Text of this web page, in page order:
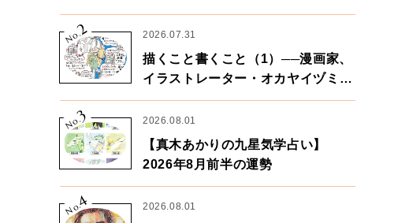
No.2 2026.07.31
描くこと書くこと（1）──漫画家、
イラストレーター・オカヤイヅミさ
ん×漫画家・鶴谷香央理さん
No.
3 2026.08.01
【真木あかりの九星気学占い】
2026年8月前半の運勢
No.
4 2026.08.01